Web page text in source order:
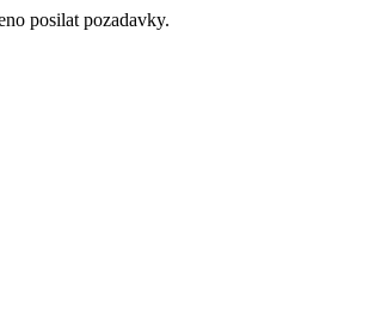
posilat pozadavky.